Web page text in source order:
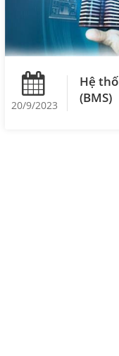
20/9/2023
Hệ
(BMS)